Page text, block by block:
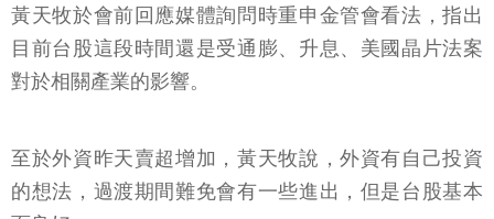
黃天牧於會前回應媒體詢問時重申金管會看法，指出
目前台股這段時間還是受通膨、升息、美國晶片法案
對於相關產業的影響。
至於外資昨天賣超增加，黃天牧說，外資有自己投資
的想法，過渡期間難免會有一些進出，但是台股基本